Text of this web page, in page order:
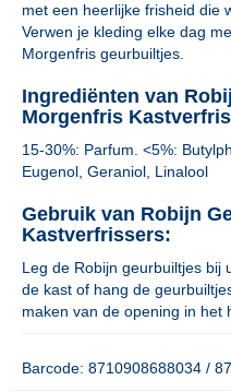
met een heerlijke frisheid die
Verwen je kleding elke dag
Morgenfris geurbuiltjes.
Ingrediënten van
Morgenfris
15-30%: Parfum. <5%:
Eugenol, Geraniol, Linalool
Gebruik van Robijn
Kastverfrissers:
Leg de Robijn geurbuiltjes bij
de kast of hang de
maken van de opening in het
Barcode: 8710908688034 /